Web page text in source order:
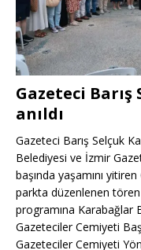
Gazeteci Barış
anıldı
Gazeteci Barış Selçuk
Belediyesi ve İzmir
başında yaşamını yitiren
parkta düzenlenen
programına Karabağlar
Gazeteciler Cemiyeti
Gazeteciler Cemiyeti